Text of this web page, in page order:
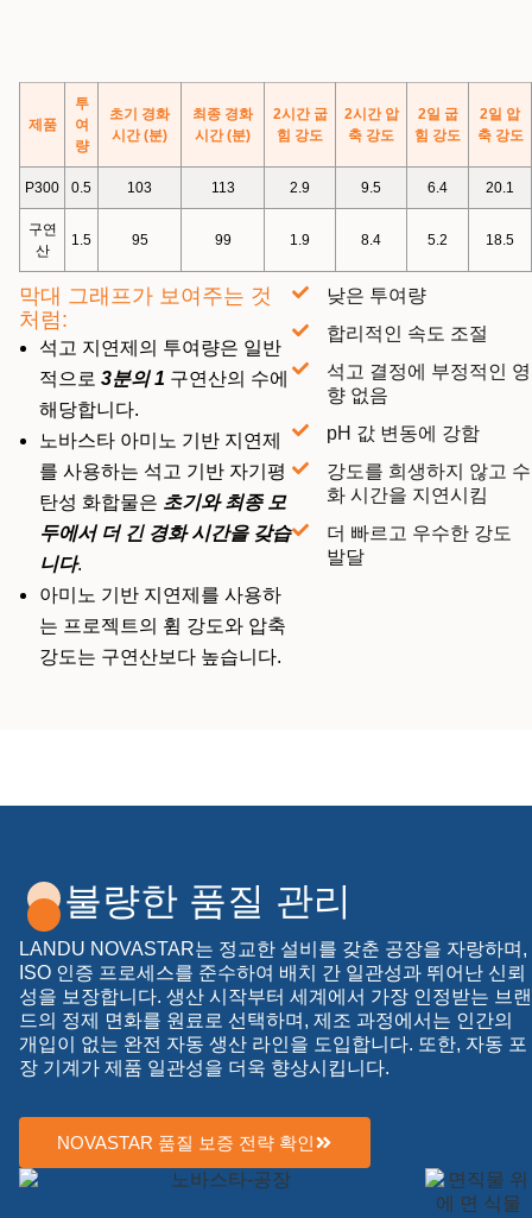
제품
투
여
량
초기 경화
시간 (분)
최종 경화
시간 (분)
2시간 굽
힘 강도
2시간 압
축 강도
2일 굽
힘 강도
2일 압
축 강도
P300 0.5 103 113 2.9 9.5 6.4 20.1
구연
산
1.5 95 99 1.9 8.4 5.2 18.5
막대 그래프가 보여주는 것
처럼:
석고 지연제의 투여량은 일반
적으로 3분의 1 구연산의 수에
해당합니다.
노바스타 아미노 기반 지연제
를 사용하는 석고 기반 자기평
탄성 화합물은 초기와 최종 모
두에서 더 긴 경화 시간을 갖습
니다.
아미노 기반 지연제를 사용하
는 프로젝트의 휨 강도와 압축
강도는 구연산보다 높습니다.
낮은 투여량
합리적인 속도 조절
석고 결정에 부정적인 영
향 없음
pH 값 변동에 강함
강도를 희생하지 않고 수
화 시간을 지연시킴
더 빠르고 우수한 강도
발달
불량한 품질 관리
LANDU NOVASTAR는 정교한 설비를 갖춘 공장을 자랑하며,
ISO 인증 프로세스를 준수하여 배치 간 일관성과 뛰어난 신뢰
성을 보장합니다. 생산 시작부터 세계에서 가장 인정받는 브랜
드의 정제 면화를 원료로 선택하며, 제조 과정에서는 인간의
개입이 없는 완전 자동 생산 라인을 도입합니다. 또한, 자동 포
장 기계가 제품 일관성을 더욱 향상시킵니다.
NOVASTAR 품질 보증 전략 확인